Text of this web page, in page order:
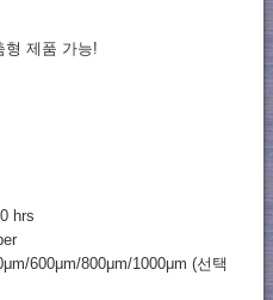
형 제품 가능!
hrs
600μm/800μm/1000μm (선택